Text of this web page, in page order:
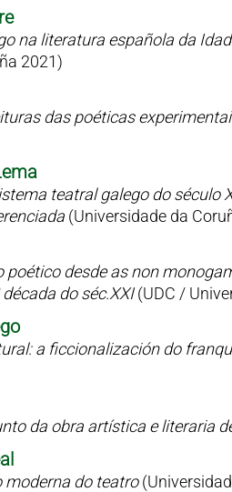
na literatura española da
2021)
das poéticas
teatral galego do século
(Universidade da
desde as non
do séc.XXI(UDC /
a ficcionalización do
da obra artística e literaria
moderna do teatro